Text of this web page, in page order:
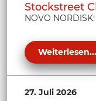
Stockstreet
NOVO
Weiterlesen...
27. Juli 2026